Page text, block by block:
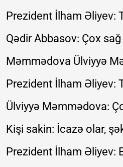
Prezident İlham Əliyev:
Qədir Abbasov: Çox
Məmmədova Ülviyyə
Prezident İlham Əliyev:
Ülviyyə Məmmədova:
Kişi sakin: İcazə olar,
Prezident İlham Əliyev: